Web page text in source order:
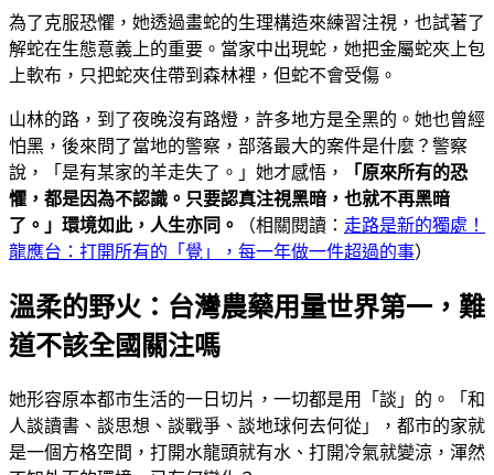
為了克服恐懼，她透過畫蛇的生理構造來練習注視，也試著了
解蛇在生態意義上的重要。當家中出現蛇，她把金屬蛇夾上包
上軟布，只把蛇夾住帶到森林裡，但蛇不會受傷。
山林的路，到了夜晚沒有路燈，許多地方是全黑的。她也曾經
怕黑，後來問了當地的警察，部落最大的案件是什麼？警察
說，「是有某家的羊走失了。」她才感悟，
「原來所有的恐
懼，都是因為不認識。只要認真注視黑暗，也就不再黑暗
了。」環境如此，人生亦同。
（相關閱讀： 走路是新的獨處！
龍應台：打開所有的「覺」，每一年做一件超過的事）
溫柔的野火：台灣農藥用量世界第一，難
道不該全國關注嗎
她形容原本都市生活的一日切片，一切都是用「談」的。「和
人談讀書、談思想、談戰爭、談地球何去何從」，都市的家就
是一個方格空間，打開水龍頭就有水、打開冷氣就變涼，渾然